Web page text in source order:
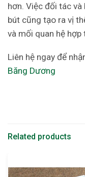
hơn. Việc đối tác
bút cũng tạo ra vị
và mối quan hệ
Liên hệ ngay để
Băng Dương
Related products